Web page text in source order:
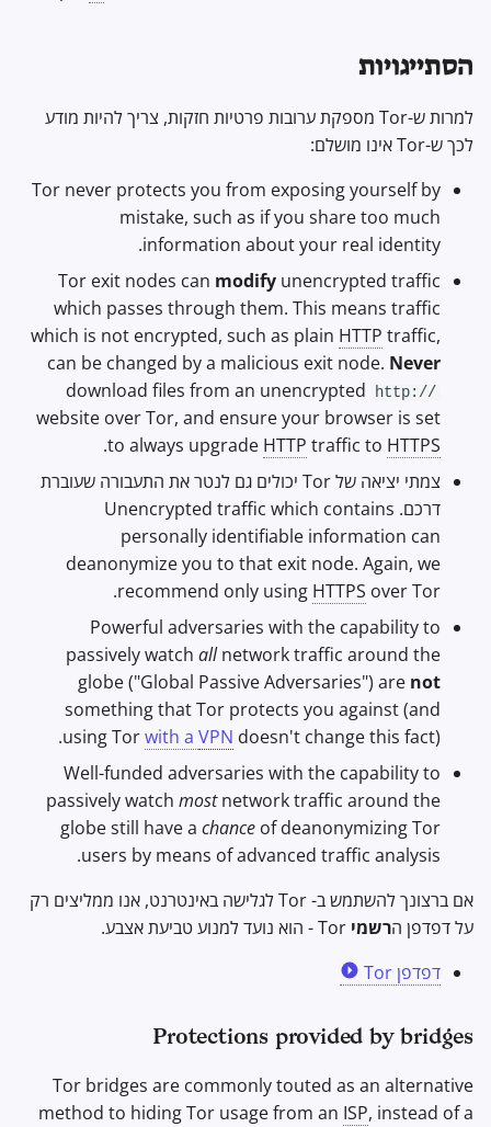
הסתייגויות
למרות ש-Tor מספקת ערובות פרטיות חזקות, צריך להיות מודע
לכך ש-Tor אינו מושלם:
Tor never protects you from exposing yourself by
mistake, such as if you share too much
information about your real identity.
Tor exit nodes can modify unencrypted traffic
which passes through them. This means traffic
which is not encrypted, such as plain HTTP traffic,
can be changed by a malicious exit node. Never
download files from an unencrypted
http://
website over Tor, and ensure your browser is set
to always upgrade HTTP traffic to HTTPS
.
צמתי יציאה של Tor יכולים גם לנטר את התעבורה שעוברת
דרכם. Unencrypted traffic which contains
personally identifiable information can
deanonymize you to that exit node. Again, we
recommend only using HTTPS over Tor.
Powerful adversaries with the capability to
passively watch allnetwork traffic around the
globe ("Global Passive Adversaries") are not
something that Tor protects you against (and
using Torwith a VPN doesn't change this fact).
Well-funded adversaries with the capability to
passively watch mostnetwork traffic around the
globe still have a chance of deanonymizing Tor
users by means of advanced traffic analysis.
אם ברצונך להשתמש ב- Tor לגלישה באינטרנט, אנו ממליצים רק
על דפדפן הרשמי
דפדפן Tor
Protections provided by bridges
Tor bridges are commonly touted as an alternative
method to hiding Tor usage from an ISP, instead of a